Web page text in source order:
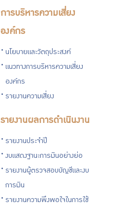
การบริหารความเสี่ยง
องค์กร
นโยบายและวัตถุประสงค์
แนวทางการบริหารความเสี่ยง
องค์กร
รายงานความเสี่ยง
รายงานผลการดำเนินงาน
รายงานประจำปี
งบแสดงฐานะการเงินอย่างย่อ
รายงานผู้ตรวจสอบบัญชีและงบ
การเงิน
รายงานความพึงพอใจในการใช้